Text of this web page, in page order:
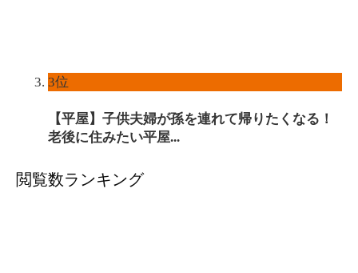
3位
【平屋】子供夫婦が孫を連れて帰りたくなる！
老後に住みたい平屋...
閲覧数ランキング